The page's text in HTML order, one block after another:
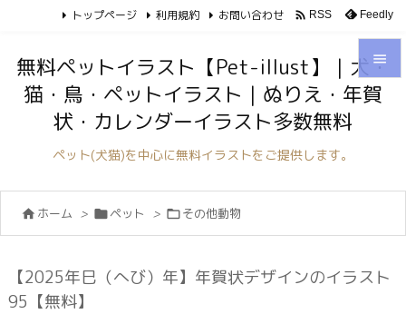



トップページ 利用規約 お問い合わせ  RSS Feedly
無料ペットイラスト【Pet-illust】｜犬・
猫・鳥・ペットイラスト｜ぬりえ・年賀
状・カレンダーイラスト多数無料
ペット(犬猫)を中心に無料イラストをご提供します。
 ホーム > ペット > その他動物
【2025年巳（へび）年】年賀状デザインのイラスト
95【無料】